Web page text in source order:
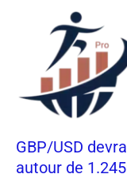
GBP/USD
autour de